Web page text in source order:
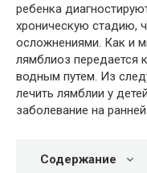
ребенка
хроническую стадию,
осложнениями. Как и
лямблиоз
водным путем. Из
лечить лямблии у
заболевание на
Содержание